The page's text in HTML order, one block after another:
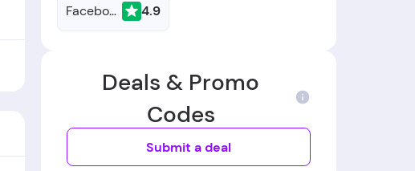
Facebook 4.9
Deals & Promo
Codes
Submit a deal